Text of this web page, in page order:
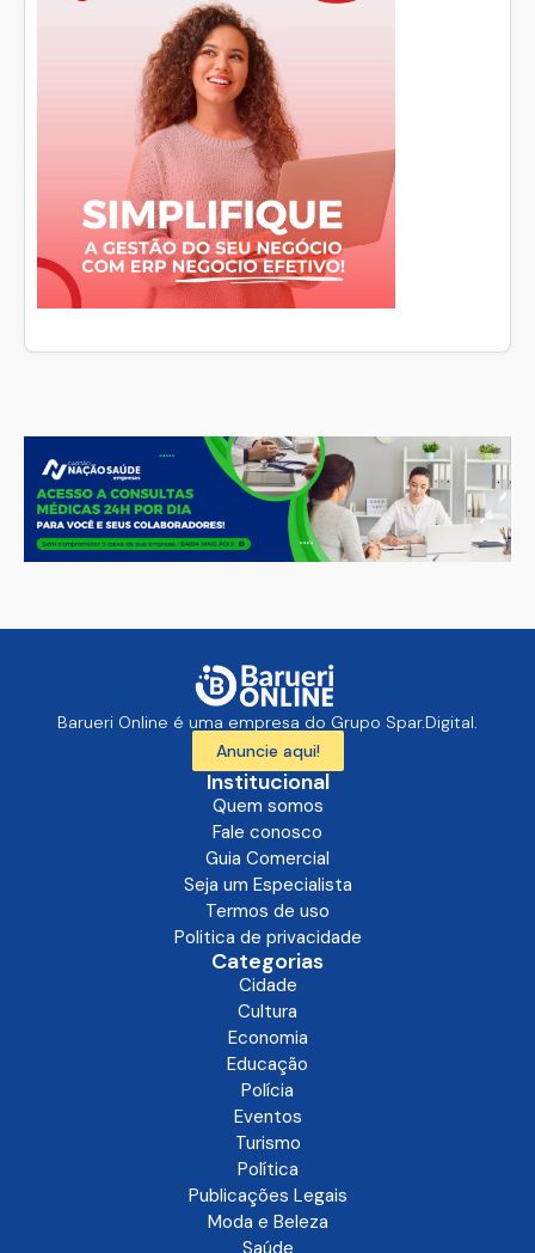
Barueri Online é uma empresa do Grupo Spar.Digital.
Anuncie aqui!
Institucional
Quem somos
Fale conosco
Guia Comercial
Seja um Especialista
Termos de uso
Politica de privacidade
Categorias
Cidade
Cultura
Economia
Educação
Polícia
Eventos
Turismo
Política
Publicações Legais
Moda e Beleza